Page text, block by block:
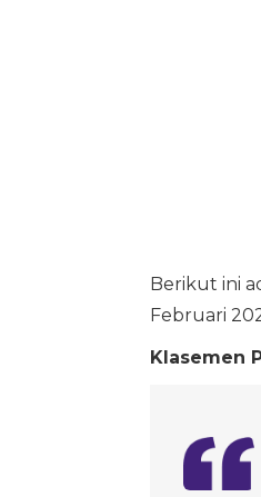
Berikut ini
Februari
Klasemen